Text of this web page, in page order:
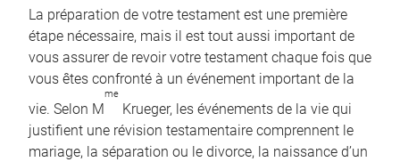
La préparation de votre testament est une première
étape nécessaire, mais il est tout aussi important de
vous assurer de revoir votre testament chaque fois que
vous êtes confronté à un événement important de la
vie. Selon M
me
Krueger, les événements de la vie qui
justifient une révision testamentaire comprennent le
mariage, la séparation ou le divorce, la naissance d’un